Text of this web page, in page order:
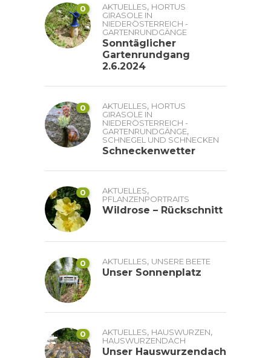
0 AKTUELLES, HORTUS
GIRASOLE IN
NIEDERÖSTERREICH -
GARTENRUNDGÄNGE
Sonntäglicher
Gartenrundgang
2.6.2024
0 AKTUELLES, HORTUS
GIRASOLE IN
NIEDERÖSTERREICH -
GARTENRUNDGÄNGE,
SCHNEGEL UND SCHNECKEN
Schneckenwetter
0 AKTUELLES,
PFLANZENPORTRAITS
Wildrose – Rückschnitt
0 AKTUELLES, UNSERE BEETE
Unser Sonnenplatz
0 AKTUELLES, HAUSWURZEN,
HAUSWURZENDACH
Unser Hauswurzendach